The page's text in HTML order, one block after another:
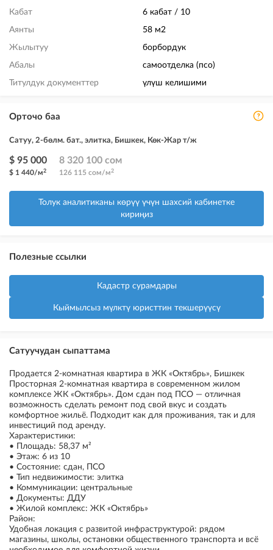
Кабат 6 кабат / 10
Аянты 58 м2
Жылытуу борбордук
Абалы самоотделка (псо)
Титулдук документтер үлүш келишими
Орточо баа
Сатуу, 2-бөлм. бат., элитка, Бишкек, Көк-Жар т/ж
$ 95 000
$ 1 440/м2
8 320 100 сом
126 115 сом/м2
Толук аналитиканы көрүү үчүн шахсий кабинетке
кириңиз
Полезные ссылки
Кадастр сурамдары
Кыймылсыз мүлктү юристтин текшерүүсү
Сатуучудан сыпаттама
Продается 2-комнатная квартира в ЖК «Октябрь», Бишкек
Просторная 2-комнатная квартира в современном жилом
комплексе ЖК «Октябрь». Дом сдан под ПСО — отличная
возможность сделать ремонт под свой вкус и создать
комфортное жильё. Подходит как для проживания, так и для
инвестиций под аренду.
Характеристики:
• Площадь: 58,37 м²
• Этаж: 6 из 10
• Состояние: сдан, ПСО
• Тип недвижимости: элитка
• Коммуникации: центральные
• Документы: ДДУ
• Жилой комплекс: ЖК «Октябрь»
Район:
Удобная локация с развитой инфраструктурой: рядом
магазины, школы, остановки общественного транспорта и всё